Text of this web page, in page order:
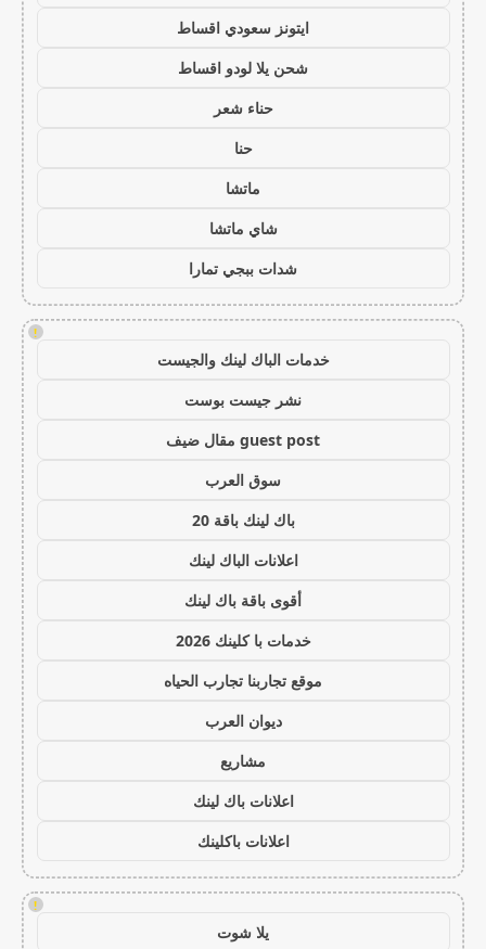
ايتونز سعودي اقساط
شحن يلا لودو اقساط
حناء شعر
حنا
ماتشا
شاي ماتشا
شدات ببجي تمارا
!
خدمات الباك لينك والجيست
نشر جيست بوست
guest post مقال ضيف
سوق العرب
باك لينك باقة 20
اعلانات الباك لينك
أقوى باقة باك لينك
خدمات با كلينك 2026
موقع تجاربنا تجارب الحياه
ديوان العرب
مشاريع
اعلانات باك لينك
اعلانات باكلينك
!
يلا شوت